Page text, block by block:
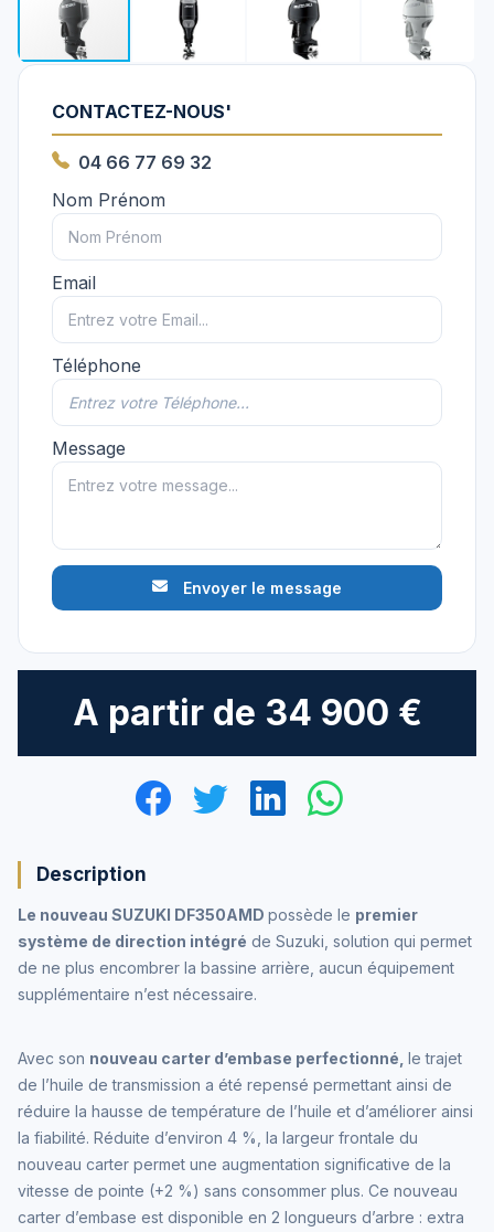
CONTACTEZ-NOUS'
04 66 77 69 32
Nom Prénom
Email
Téléphone
Message
Envoyer le message
A partir de 34 900 €
Description
Le nouveau SUZUKI DF350AMD possède le premier
système de direction intégré de Suzuki, solution qui permet
de ne plus encombrer la bassine arrière, aucun équipement
supplémentaire n’est nécessaire.
Avec son nouveau carter d’embase perfectionné, le trajet
de l’huile de transmission a été repensé permettant ainsi de
réduire la hausse de température de l’huile et d’améliorer ainsi
la fiabilité. Réduite d’environ 4 %, la largeur frontale du
nouveau carter permet une augmentation significative de la
vitesse de pointe (+2 %) sans consommer plus. Ce nouveau
carter d’embase est disponible en 2 longueurs d’arbre : extra